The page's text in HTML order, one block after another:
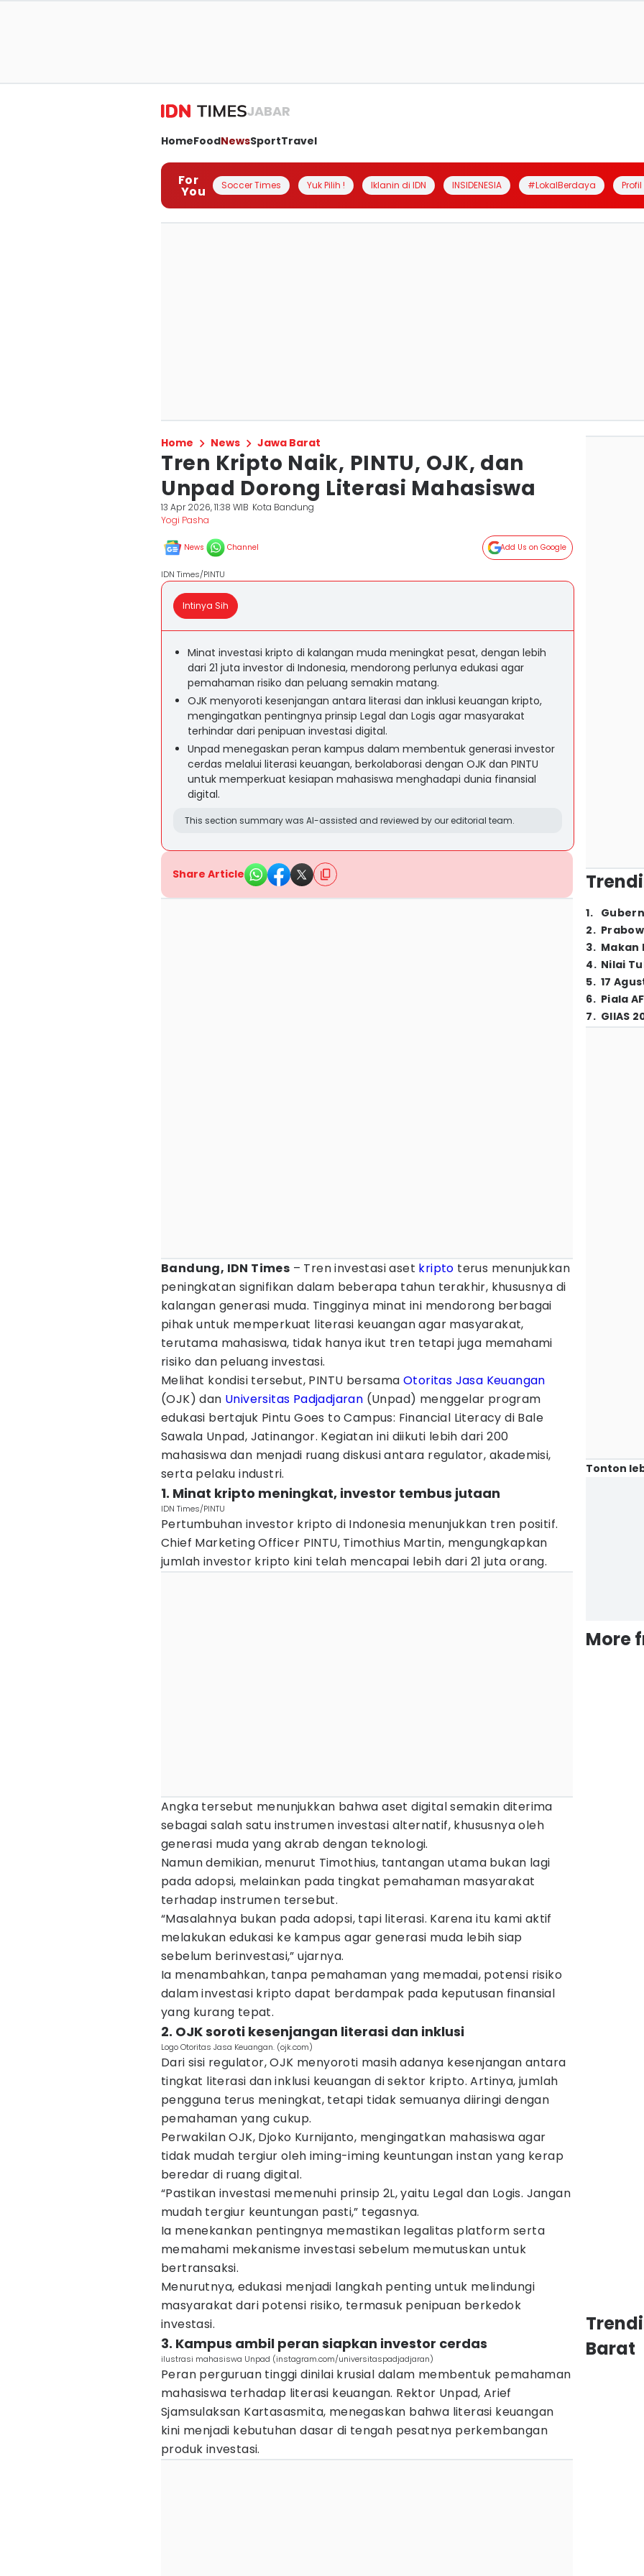
JABAR
HomeFoodNewsSportTravel
For
You Soccer Times Yuk Pilih ! Iklanin di IDN INSIDENESIA #LokalBerdaya
Home News Jawa Barat
Tren Kripto Naik, PINTU, OJK, dan
Unpad Dorong Literasi Mahasiswa
13 Apr 2026, 11:38 WIB Kota Bandung
Yogi Pasha
News Channel Add Us on Google
IDN Times/PINTU
Intinya Sih
Minat investasi kripto di kalangan muda meningkat pesat, dengan lebih
dari 21 juta investor di Indonesia, mendorong perlunya edukasi agar
pemahaman risiko dan peluang semakin matang.
OJK menyoroti kesenjangan antara literasi dan inklusi keuangan kripto,
mengingatkan pentingnya prinsip Legal dan Logis agar masyarakat
terhindar dari penipuan investasi digital.
Unpad menegaskan peran kampus dalam membentuk generasi investor
cerdas melalui literasi keuangan, berkolaborasi dengan OJK dan PINTU
untuk memperkuat kesiapan mahasiswa menghadapi dunia finansial
digital.
This section summary was AI-assisted and reviewed by our editorial team.
Share Article
Bandung, IDN Times – Tren investasi aset kripto terus menunjukkan
peningkatan signifikan dalam beberapa tahun terakhir, khususnya di
kalangan generasi muda. Tingginya minat ini mendorong berbagai
pihak untuk memperkuat literasi keuangan agar masyarakat,
terutama mahasiswa, tidak hanya ikut tren tetapi juga memahami
risiko dan peluang investasi.
Melihat kondisi tersebut, PINTU bersama Otoritas Jasa Keuangan
(OJK) dan Universitas Padjadjaran (Unpad) menggelar program
edukasi bertajuk Pintu Goes to Campus: Financial Literacy di Bale
Sawala Unpad, Jatinangor. Kegiatan ini diikuti lebih dari 200
mahasiswa dan menjadi ruang diskusi antara regulator, akademisi,
serta pelaku industri.
1. Minat kripto meningkat, investor tembus jutaan
IDN Times/PINTU
Pertumbuhan investor kripto di Indonesia menunjukkan tren positif.
Chief Marketing Officer PINTU, Timothius Martin, mengungkapkan
jumlah investor kripto kini telah mencapai lebih dari 21 juta orang.
Angka tersebut menunjukkan bahwa aset digital semakin diterima
sebagai salah satu instrumen investasi alternatif, khususnya oleh
generasi muda yang akrab dengan teknologi.
Namun demikian, menurut Timothius, tantangan utama bukan lagi
pada adopsi, melainkan pada tingkat pemahaman masyarakat
terhadap instrumen tersebut.
“Masalahnya bukan pada adopsi, tapi literasi. Karena itu kami aktif
melakukan edukasi ke kampus agar generasi muda lebih siap
sebelum berinvestasi,” ujarnya.
Ia menambahkan, tanpa pemahaman yang memadai, potensi risiko
dalam investasi kripto dapat berdampak pada keputusan finansial
yang kurang tepat.
2. OJK soroti kesenjangan literasi dan inklusi
Logo Otoritas Jasa Keuangan. (ojk.com)
Dari sisi regulator, OJK menyoroti masih adanya kesenjangan antara
tingkat literasi dan inklusi keuangan di sektor kripto. Artinya, jumlah
pengguna terus meningkat, tetapi tidak semuanya diiringi dengan
pemahaman yang cukup.
Perwakilan OJK, Djoko Kurnijanto, mengingatkan mahasiswa agar
tidak mudah tergiur oleh iming-iming keuntungan instan yang kerap
beredar di ruang digital.
“Pastikan investasi memenuhi prinsip 2L, yaitu Legal dan Logis. Jangan
mudah tergiur keuntungan pasti,” tegasnya.
Ia menekankan pentingnya memastikan legalitas platform serta
memahami mekanisme investasi sebelum memutuskan untuk
bertransaksi.
Menurutnya, edukasi menjadi langkah penting untuk melindungi
masyarakat dari potensi risiko, termasuk penipuan berkedok
investasi.
3. Kampus ambil peran siapkan investor cerdas
ilustrasi mahasiswa Unpad (instagram.com/universitaspadjadjaran)
Peran perguruan tinggi dinilai krusial dalam membentuk pemahaman
mahasiswa terhadap literasi keuangan. Rektor Unpad, Arief
Sjamsulaksan Kartasasmita, menegaskan bahwa literasi keuangan
kini menjadi kebutuhan dasar di tengah pesatnya perkembangan
produk investasi.
1.
2.
3. Makan
4. Nilai
5. 17
6. Piala
7. GIIAS
Tonton
More
Barat